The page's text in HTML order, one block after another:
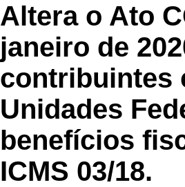
Altera o Ato
janeiro de
contribuintes
Unidades
benefícios
ICMS 03/18.